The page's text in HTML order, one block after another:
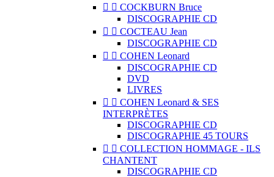
  COCKBURN Bruce
DISCOGRAPHIE CD
  COCTEAU Jean
DISCOGRAPHIE CD
  COHEN Leonard
DISCOGRAPHIE CD
DVD
LIVRES
  COHEN Leonard & SES
INTERPRÈTES
DISCOGRAPHIE CD
DISCOGRAPHIE 45 TOURS
  COLLECTION HOMMAGE - ILS
CHANTENT
DISCOGRAPHIE CD